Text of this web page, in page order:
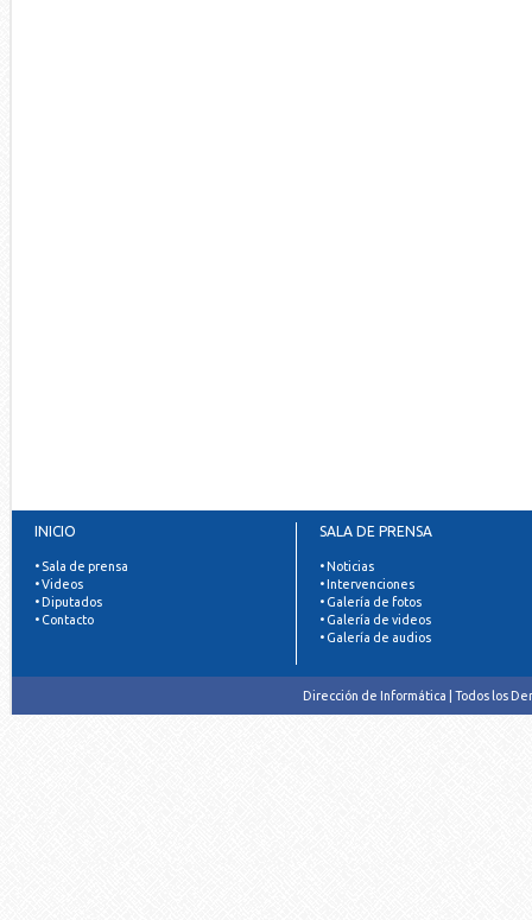
INICIO
• Sala de prensa
• Videos
• Diputados
• Contacto
SALA DE PRENSA
• Noticias
• Intervenciones
• Galería de fotos
• Galería de videos
• Galería de audios
Dirección de Informática | Todos los